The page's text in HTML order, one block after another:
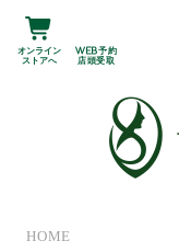
オンライン
ストアへ
Web予約
店頭受取
HOME